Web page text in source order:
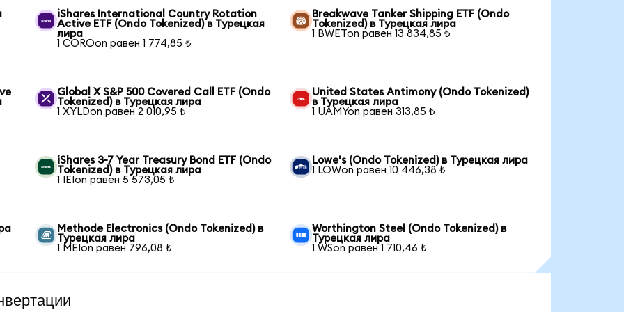
iShares International Country Rotation
Active ETF (Ondo Tokenized) в Турецкая
лира
1 COROon равен 1 774,85 ₺
Breakwave Tanker Shipping ETF (Ondo
Tokenized) в Турецкая лира
1 BWETon равен 13 834,85 ₺
Global X S&P 500 Covered Call ETF (Ondo
Tokenized) в Турецкая лира
1 XYLDon равен 2 010,95 ₺
United States Antimony (Ondo Tokenized)
в Турецкая лира
1 UAMYon равен 313,85 ₺
iShares 3-7 Year Treasury Bond ETF (Ondo
Tokenized) в Турецкая лира
1 IEIon равен 5 573,05 ₺
Lowe's (Ondo Tokenized) в Турецкая лира
1 LOWon равен 10 446,38 ₺
Methode Electronics (Ondo Tokenized) в
Турецкая лира
1 MEIon равен 796,08 ₺
Worthington Steel (Ondo Tokenized) в
Турецкая лира
1 WSon равен 1 710,46 ₺